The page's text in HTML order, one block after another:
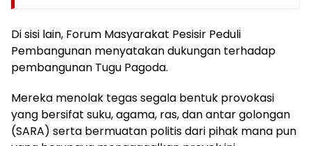
Di sisi lain, Forum Masyarakat Pesisir Peduli
Pembangunan menyatakan dukungan terhadap
pembangunan Tugu Pagoda.
Mereka menolak tegas segala bentuk provokasi
yang bersifat suku, agama, ras, dan antar golongan
(SARA) serta bermuatan politis dari pihak mana pun